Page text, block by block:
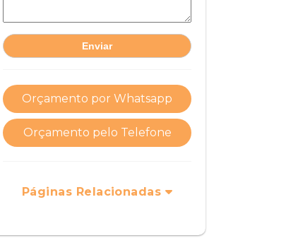
Orçamento por Whatsapp
Orçamento pelo Telefone
Páginas Relacionadas